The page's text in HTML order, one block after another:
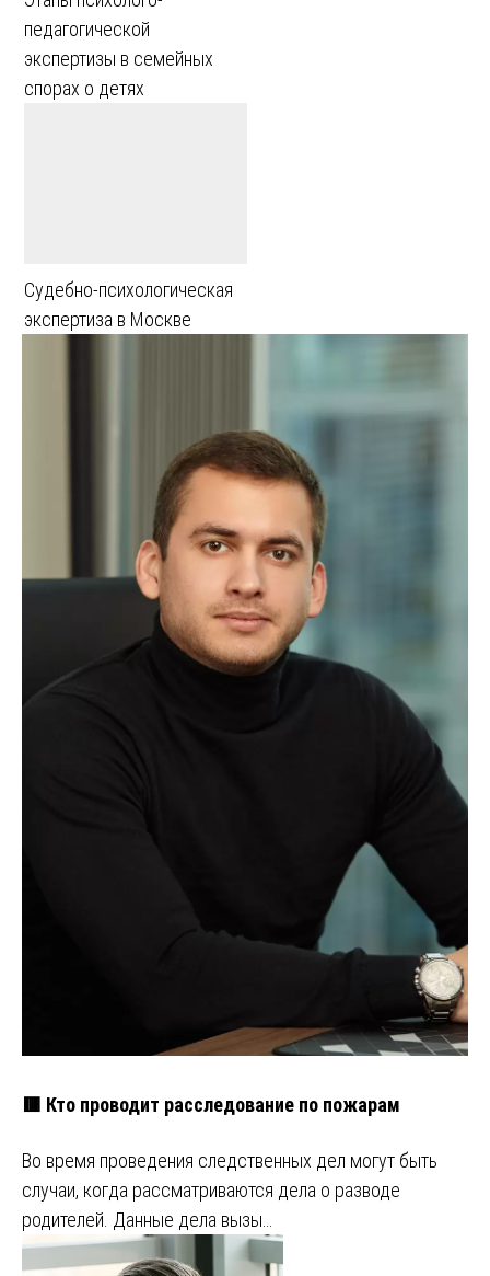
педагогической
экспертизы в семейных
спорах о детях
Судебно-психологическая
экспертиза в Москве
🟥 Кто проводит расследование по пожарам
Во время проведения следственных дел могут быть
случаи, когда рассматриваются дела о разводе
родителей. Данные дела вызы…